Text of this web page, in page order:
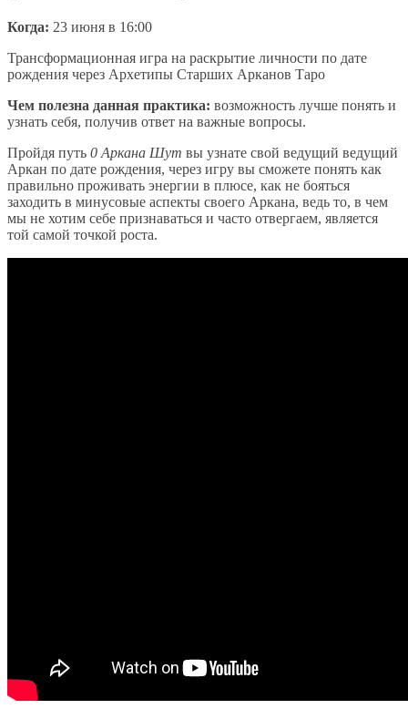
Когда: 23 июня в 16:00
Трансформационная игра на раскрытие личности по дате
рождения через Архетипы Старших Арканов Таро
Чем полезна данная практика: возможность лучше понять и
узнать себя, получив ответ на важные вопросы.
Пройдя путь 0 Аркана Шут вы узнате свой ведущий ведущий
Аркан по дате рождения, через игру вы сможете понять как
правильно проживать энергии в плюсе, как не бояться
заходить в минусовые аспекты своего Аркана, ведь то, в чем
мы не хотим себе признаваться и часто отвергаем, является
той самой точкой роста.